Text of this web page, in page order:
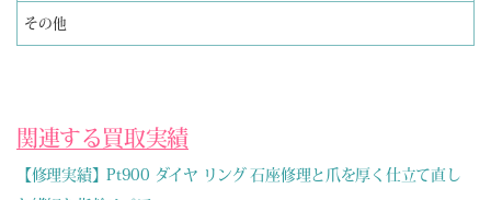
その他
関連する買取実績
【修理実績】Pt900 ダイヤ リング 石座修理と爪を厚く仕立て直し